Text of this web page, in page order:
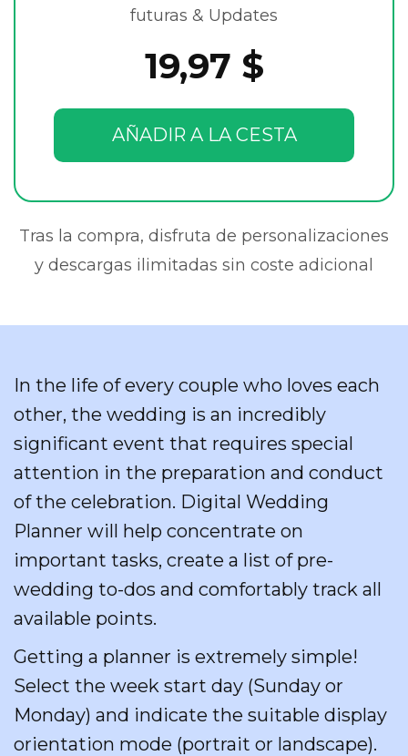
futuras & Updates
19,97 $
AÑADIR A LA CESTA
Tras la compra, disfruta de personalizaciones
y descargas ilimitadas sin coste adicional
In the life of every couple who loves each
other, the wedding is an incredibly
significant event that requires special
attention in the preparation and conduct
of the celebration. Digital Wedding
Planner will help concentrate on
important tasks, create a list of pre-
wedding to-dos and comfortably track all
available points.
Getting a planner is extremely simple!
Select the week start day (Sunday or
Monday) and indicate the suitable display
orientation mode (portrait or landscape).